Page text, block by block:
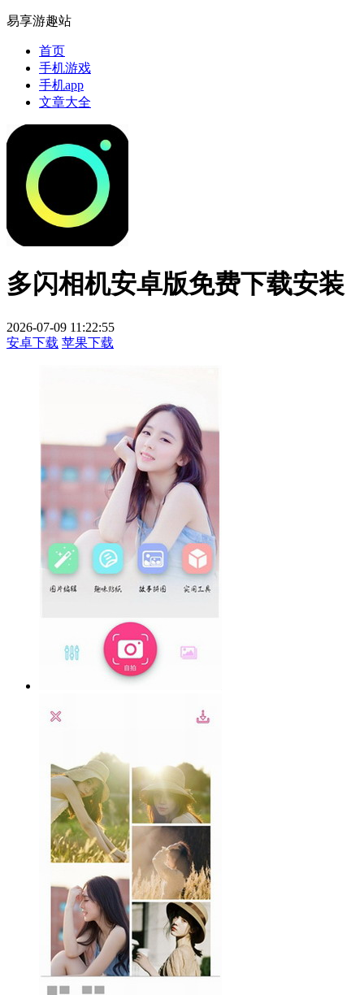
易享游趣站
首页
手机游戏
手机app
文章大全
多闪相机安卓版免费下载安装
2026-07-09 11:22:55
安卓下载 苹果下载